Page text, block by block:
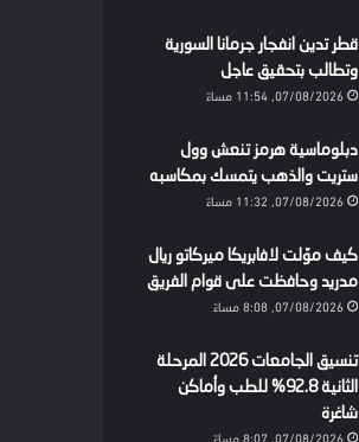
قطر تدين انفجار جرمانا السورية
وتطالب بتحقيق عاجل
07/08/2026, 11:54 مساءً
دبلوماسية هرمز تنعش وول
ستريت والذهب يتمسك بمكاسبه
07/08/2026, 11:32 مساءً
كيف موّلت لافابريكا ميركاتو ريال
مدريد وحافظت على قوام الفريق
07/08/2026, 8:08 مساءً
تنسيق الجامعات 2026 المرحلة
الثانية 92.8% للطب وأماكن
شاغرة
07/08/2026, 8:07 مساءً